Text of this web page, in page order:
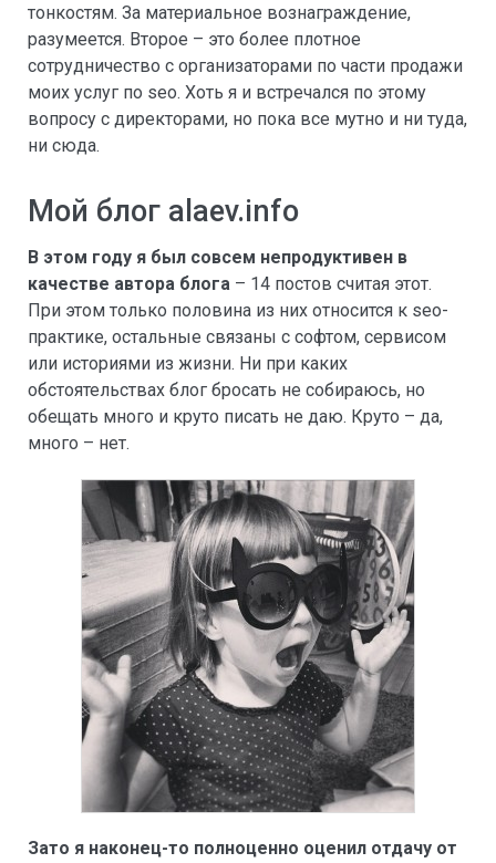
тонкостям. За материальное вознаграждение,
разумеется. Второе – это более плотное
сотрудничество с организаторами по части продажи
моих услуг по seo. Хоть я и встречался по этому
вопросу с директорами, но пока все мутно и ни туда,
ни сюда.
Мой блог alaev.info
В этом году я был совсем непродуктивен в
качестве автора блога – 14 постов считая этот.
При этом только половина из них относится к seo-
практике, остальные связаны с софтом, сервисом
или историями из жизни. Ни при каких
обстоятельствах блог бросать не собираюсь, но
обещать много и круто писать не даю. Круто – да,
много – нет.
Зато я наконец-то полноценно оценил отдачу от